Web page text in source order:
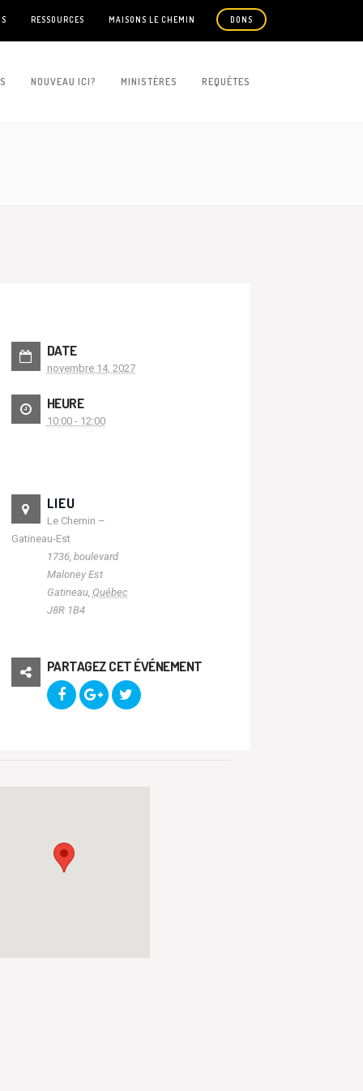
RESSOURCES MAISONS LE CHEMIN DONS
NOUVEAU ICI? MINISTÈRES REQUÊTES
DATE
novembre 14, 2027
HEURE
10:00 - 12:00
LIEU
Le Chemin –
Gatineau-Est
1736, boulevard
Maloney Est
Gatineau, Québec
J8R 1B4
PARTAGEZ CET ÉVÉNEMENT